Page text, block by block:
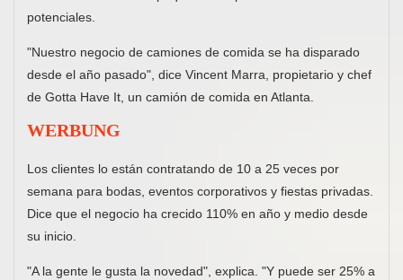
potenciales.
"Nuestro negocio de camiones de comida se ha disparado
desde el año pasado", dice Vincent Marra, propietario y chef
de Gotta Have It, un camión de comida en Atlanta.
WERBUNG
Los clientes lo están contratando de 10 a 25 veces por
semana para bodas, eventos corporativos y fiestas privadas.
Dice que el negocio ha crecido 110% en año y medio desde
su inicio.
"A la gente le gusta la novedad", explica. "Y puede ser 25% a